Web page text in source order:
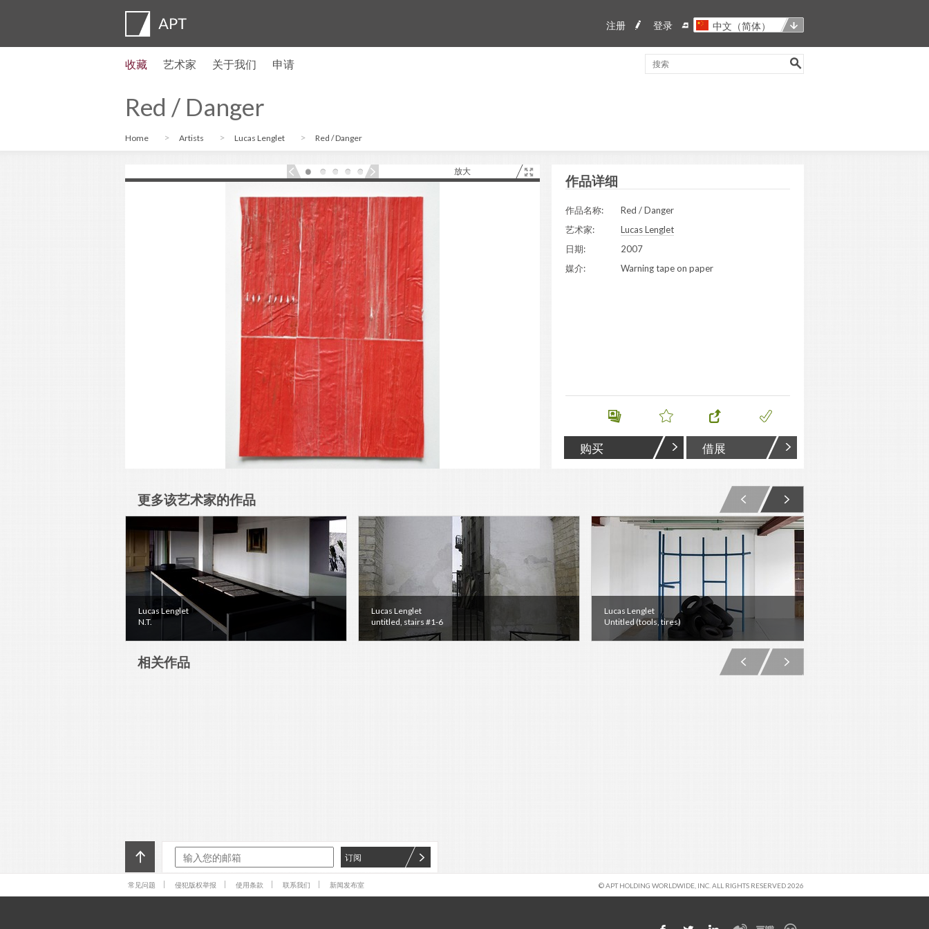
中文（简体）
登录
注册
收藏 艺术家 关于我们 申请
Red / Danger
Home Artists Lucas Lenglet Red / Danger
作品详细
作品名称:
Red / Danger
艺术家:
Lucas Lenglet
日期:
2007
媒介:
Warning tape on paper
购买 借展
放大
更多该艺术家的作品
Lucas Lenglet
N.T.
Lucas Lenglet
untitled, stairs #1-6
Lucas Lenglet
Untitled (tools, tires)
相关作品
订阅
常见问题 侵犯版权举报 使用条款 联系我们 新闻发布室 © APT HOLDING WORLDWIDE, INC. ALL RIGHTS RESERVED 2026